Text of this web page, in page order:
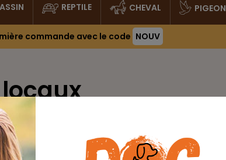
REPTILE CHEVAL PIGEON
commande avec le code NOUV